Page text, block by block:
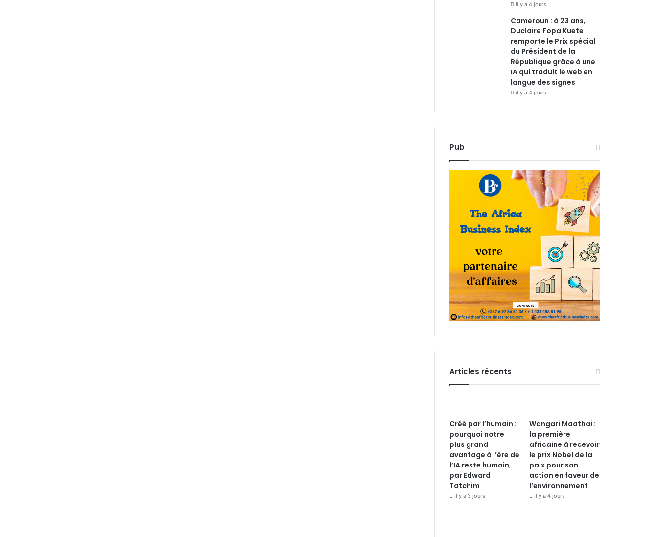
il y a 4 jours
Cameroun : à 23 ans,
Duclaire Fopa Kuete
remporte le Prix spécial
du Président de la
République grâce à une
IA qui traduit le web en
langue des signes
il y a 4 jours
Pub
Articles récents
Créé par l’humain :
pourquoi notre
plus grand
avantage à l’ère de
l’IA reste humain,
par Edward
Tatchim
il y a 3 jours
Wangari Maathai :
la première
africaine à recevoir
le prix Nobel de la
paix pour son
action en faveur de
l’environnement
il y a 4 jours